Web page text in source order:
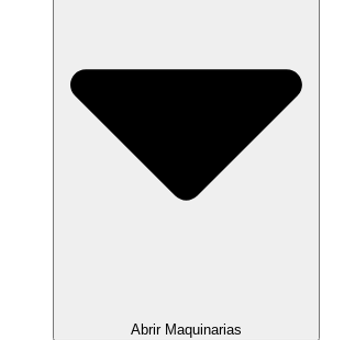
Abrir Maquinarias